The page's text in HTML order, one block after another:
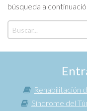
búsqueda a
Rehabilitación
Síndrome del